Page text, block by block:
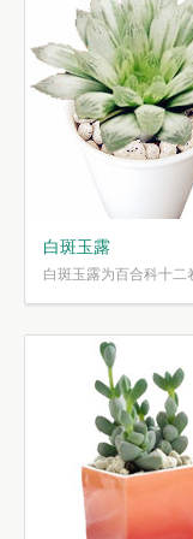
白斑玉露
白斑玉露为百合科十二